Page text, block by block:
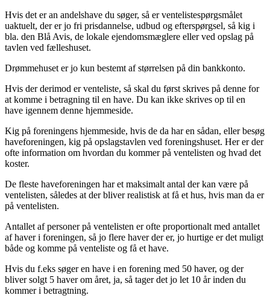
Hvis det er an andelshave du søger, så er ventelistespørgsmålet
uaktuelt, der er jo fri prisdannelse, udbud og efterspørgsel, så kig i
bla. den Blå Avis, de lokale ejendomsmæglere eller ved opslag på
tavlen ved fælleshuset.
Drømmehuset er jo kun bestemt af størrelsen på din bankkonto.
Hvis der derimod er venteliste, så skal du først skrives på denne for
at komme i betragning til en have. Du kan ikke skrives op til en
have igennem denne hjemmeside.
Kig på foreningens hjemmeside, hvis de da har en sådan, eller besøg
haveforeningen, kig på opslagstavlen ved foreningshuset. Her er der
ofte information om hvordan du kommer på ventelisten og hvad det
koster.
De fleste haveforeningen har et maksimalt antal der kan være på
ventelisten, således at der bliver realistisk at få et hus, hvis man da er
på ventelisten.
Antallet af personer på ventelisten er ofte proportionalt med antallet
af haver i foreningen, så jo flere haver der er, jo hurtige er det muligt
både og komme på venteliste og få et have.
Hvis du f.eks søger en have i en forening med 50 haver, og der
bliver solgt 5 haver om året, ja, så tager det jo let 10 år inden du
kommer i betragtning.